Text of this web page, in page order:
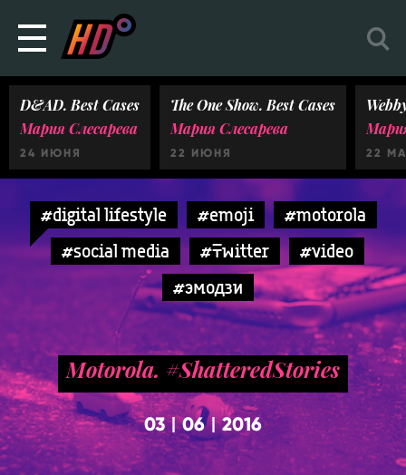
D&AD. Best Cases
Мария Слесарева
24 ИЮНЯ
The One Show. Best Cases
Мария Слесарева
22 ИЮНЯ 22
#digital lifestyle #emoji
#motorola
#social media
#Twitter
#video
#эмодзи
Motorola. #ShatteredStories
03|06|2016